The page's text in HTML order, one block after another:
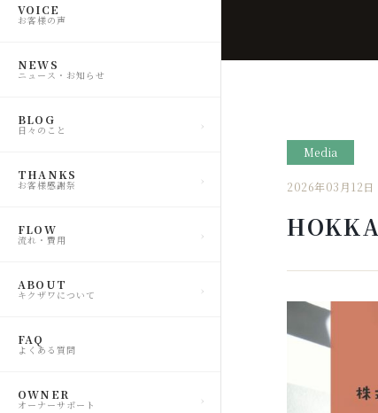
VOICE
お客様の声
NEWS
ニュース・お知らせ
BLOG
日々のこと
THANKS
お客様感謝祭
FLOW
流れ・費用
ABOUT
キクザワについて
FAQ
よくある質問
OWNER
オーナーサポート
Media
2026年03月12日